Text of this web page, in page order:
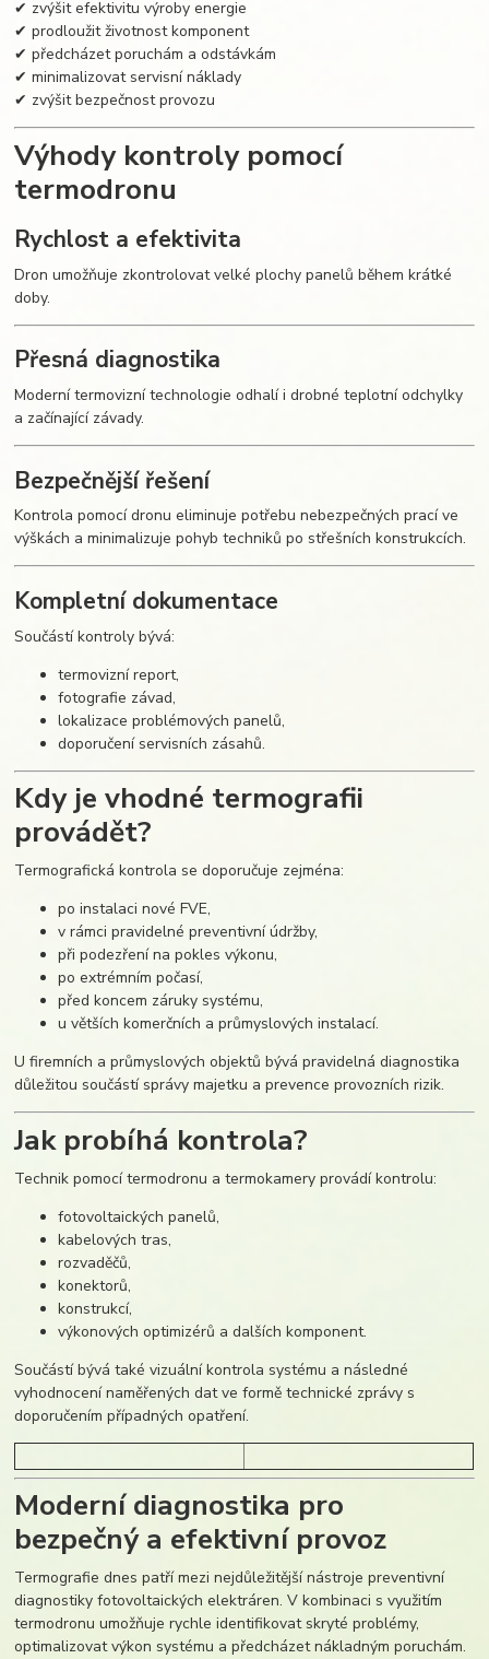
✔ zvýšit efektivitu výroby energie
✔ prodloužit životnost komponent
✔ předcházet poruchám a odstávkám
✔ minimalizovat servisní náklady
✔ zvýšit bezpečnost provozu
Výhody kontroly pomocí
termodronu
Rychlost a efektivita
Dron umožňuje zkontrolovat velké plochy panelů během krátké
doby.
Přesná diagnostika
Moderní termovizní technologie odhalí i drobné teplotní odchylky
a začínající závady.
Bezpečnější řešení
Kontrola pomocí dronu eliminuje potřebu nebezpečných prací ve
výškách a minimalizuje pohyb techniků po střešních konstrukcích.
Kompletní dokumentace
Součástí kontroly bývá:
termovizní report,
fotografie závad,
lokalizace problémových panelů,
doporučení servisních zásahů.
Kdy je vhodné termografii
provádět?
Termografická kontrola se doporučuje zejména:
po instalaci nové FVE,
v rámci pravidelné preventivní údržby,
při podezření na pokles výkonu,
po extrémním počasí,
před koncem záruky systému,
u větších komerčních a průmyslových instalací.
U firemních a průmyslových objektů bývá pravidelná diagnostika
důležitou součástí správy majetku a prevence provozních rizik.
Jak probíhá kontrola?
Technik pomocí termodronu a termokamery provádí kontrolu:
fotovoltaických panelů,
kabelových tras,
rozvaděčů,
konektorů,
konstrukcí,
výkonových optimizérů a dalších komponent.
Součástí bývá také vizuální kontrola systému a následné
vyhodnocení naměřených dat ve formě technické zprávy s
doporučením případných opatření.
Moderní diagnostika pro
bezpečný a efektivní provoz
Termografie dnes patří mezi nejdůležitější nástroje preventivní
diagnostiky fotovoltaických elektráren. V kombinaci s využitím
termodronu umožňuje rychle identifikovat skryté problémy,
optimalizovat výkon systému a předcházet nákladným poruchám.